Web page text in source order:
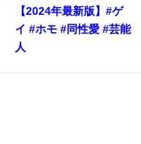
【2024年最新版】#ゲ
イ #ホモ #同性愛 #芸能
人